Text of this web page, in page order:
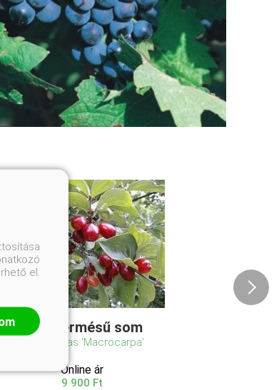
Nagytermésű som
Cornus mas 'Macrocarpa'
Online ár
9 900 Ft
el.